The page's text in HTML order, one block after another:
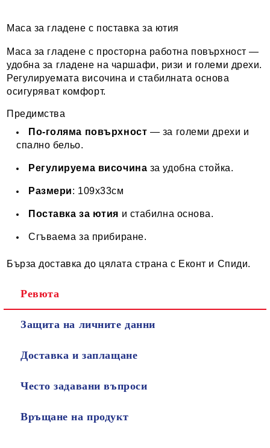
Маса за гладене с поставка за ютия
Маса за гладене с просторна работна повърхност —
удобна за гладене на чаршафи, ризи и големи дрехи.
Регулируемата височина и стабилната основа
осигуряват комфорт.
Предимства
По-голяма повърхност — за големи дрехи и
спално бельо.
Регулируема височина за удобна стойка.
Размери: 109х33см
Поставка за ютия и стабилна основа.
Сгъваема за прибиране.
Бърза доставка до цялата страна с Еконт и Спиди.
Ревюта
Защита на личните данни
Доставка и заплащане
Често задавани въпроси
Връщане на продукт